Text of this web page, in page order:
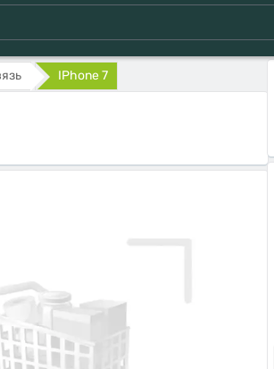
IPhone 7